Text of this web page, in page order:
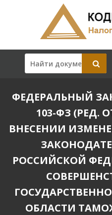
ФЕДЕРАЛЬНЫЙ
103-ФЗ (РЕД.
ВНЕСЕНИИ
РОССИЙСКОЙ
ОБЛАСТИ